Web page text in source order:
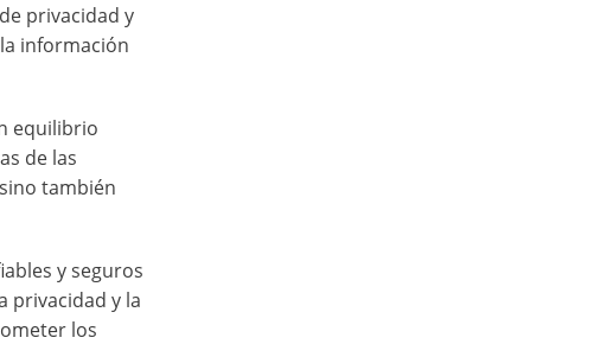
privacidad y
información
equilibrio
de las
también
y seguros
privacidad y la
los